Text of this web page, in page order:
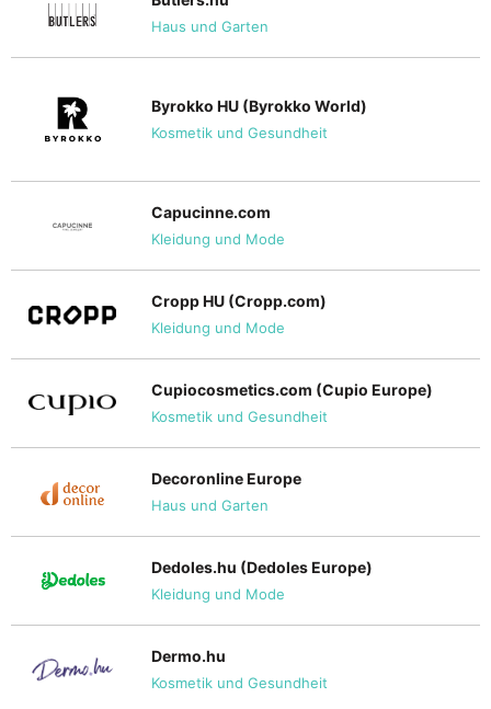
Haus und Garten
Byrokko HU (Byrokko World)
Kosmetik und Gesundheit
Capucinne.com
Kleidung und Mode
Cropp HU (Cropp.com)
Kleidung und Mode
Cupiocosmetics.com (Cupio Europe)
Kosmetik und Gesundheit
Decoronline Europe
Haus und Garten
Dedoles.hu (Dedoles Europe)
Kleidung und Mode
Dermo.hu
Kosmetik und Gesundheit